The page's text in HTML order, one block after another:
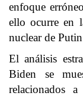
enfoque
ello ocurre en
nuclear de
El análisis
Biden se
relacionados